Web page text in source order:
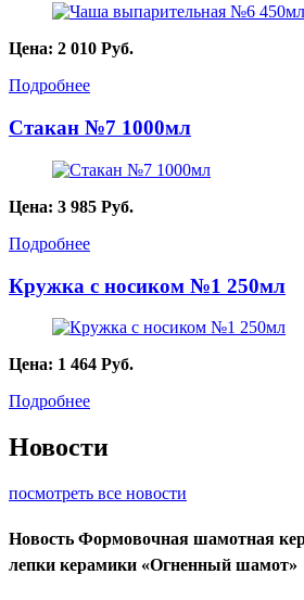
Цена: 2 010 Руб.
Подробнее
Стакан №7 1000мл
Цена: 3 985 Руб.
Подробнее
Кружка с носиком №1 250мл
Цена: 1 464 Руб.
Подробнее
Новости
посмотреть все новости
Новость Формовочная шамотная
лепки керамики «Огненный шамот»